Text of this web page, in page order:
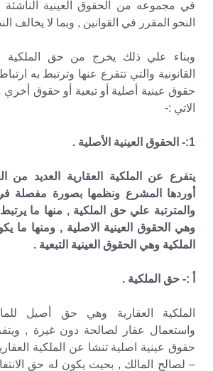
في مجموعه من الحقوق العينية
النحو المقرر في القوانين , وبما لا يخالف
وبناء علي ذلك يخرج من حق الملكية
القانونية والتي تتفرع عنها وترتبط به
حقوق عينية أصلية أو تبعية أو حقوق أخري
الاتي :-
1:- الحقوق العينية الأصلية .
يتفرع عن الملكية العقارية العديد من
أوردها المشرع ونظمها بصورة مفصلة
والمترتبة علي حق الملكية , منها ما يرتبط
وهي الحقوق العينية الاصلية , ومنها ما
الملكية وهي الحقوق العينية التبعية .
أ :- حق الملكية .
الملكية العقارية وهي حق أصيل
واستعمال عقار لصالحة دون غيرة ,
حقوق عينية اصلية تنشا عن الملكية
– لصالح المالك , بحيث يكون له حق